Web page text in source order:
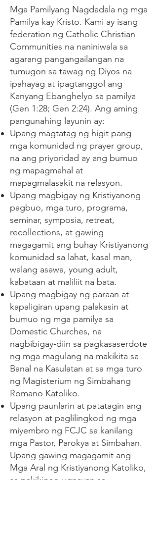
Mga Pamilyang Nagdadala ng mga
Pamilya kay Kristo. Kami ay isang
federation ng Catholic Christian
Communities na naniniwala sa
agarang pangangailangan na
tumugon sa tawag ng Diyos na
ipahayag at ipagtanggol ang
Kanyang Ebanghelyo sa pamilya
(Gen 1:28; Gen 2:24). Ang aming
pangunahing layunin ay:
Upang magtatag ng higit pang
mga komunidad ng prayer group,
na ang priyoridad ay ang bumuo
ng mapagmahal at
mapagmalasakit na relasyon.
Upang magbigay ng Kristiyanong
pagbuo, mga turo, programa,
seminar, symposia, retreat,
recollections, at gawing
magagamit ang buhay Kristiyanong
komunidad sa lahat, kasal man,
walang asawa, young adult,
kabataan at maliliit na bata.
Upang magbigay ng paraan at
kapaligiran upang palakasin at
bumuo ng mga pamilya sa
Domestic Churches, na
nagbibigay-diin sa pagkasaserdote
ng mga magulang na makikita sa
Banal na Kasulatan at sa mga turo
ng Magisterium ng Simbahang
Romano Katoliko.
Upang paunlarin at patatagin ang
relasyon at paglilingkod ng mga
miyembro ng FCJC sa kanilang
mga Pastor, Parokya at Simbahan.
Upang gawing magagamit ang
Mga Aral ng Kristiyanong Katoliko,
sa pakikipag-ugnayan sa